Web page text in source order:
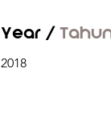
Year /
2018